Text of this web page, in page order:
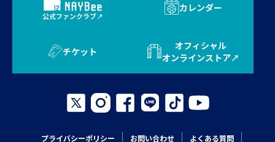
公式ファンクラブ
カレンダー
チケット
オフィシャル
オンラインストア
プライバシーポリシー お問い合わせ よくある質問